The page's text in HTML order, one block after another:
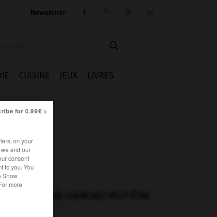
Newsletter

CUISINE JEUX LIVRES
for 0.99€ >
on your
and our
consent
to you. You
Show
more